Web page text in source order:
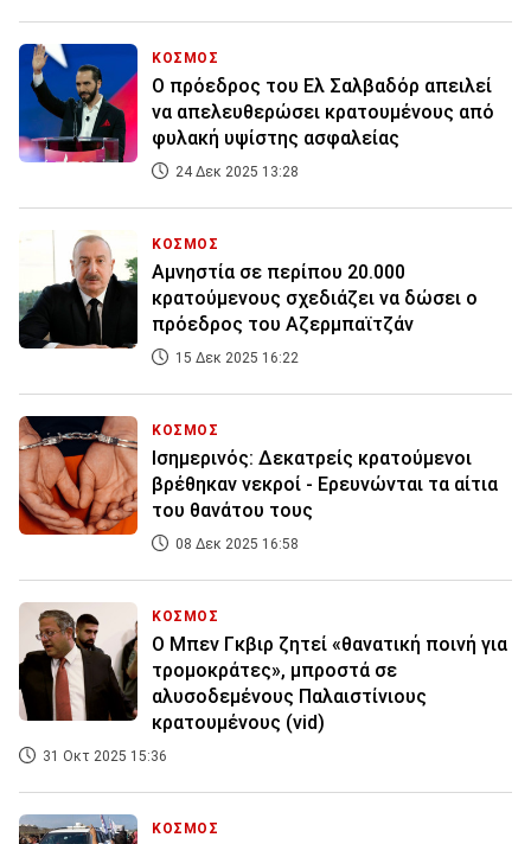
ΚΟΣΜΟΣ
Ο πρόεδρος του Ελ Σαλβαδόρ απειλεί
να απελευθερώσει κρατουμένους από
φυλακή υψίστης ασφαλείας
24 Δεκ 2025 13:28
ΚΟΣΜΟΣ
Αμνηστία σε περίπου 20.000
κρατούμενους σχεδιάζει να δώσει ο
πρόεδρος του Αζερμπαϊτζάν
15 Δεκ 2025 16:22
ΚΟΣΜΟΣ
Ισημερινός: Δεκατρείς κρατούμενοι
βρέθηκαν νεκροί - Ερευνώνται τα αίτια
του θανάτου τους
08 Δεκ 2025 16:58
ΚΟΣΜΟΣ
Ο Μπεν Γκβιρ ζητεί «θανατική ποινή για
τρομοκράτες», μπροστά σε
αλυσοδεμένους Παλαιστίνιους
κρατουμένους (vid)
31 Οκτ 2025 15:36
ΚΟΣΜΟΣ